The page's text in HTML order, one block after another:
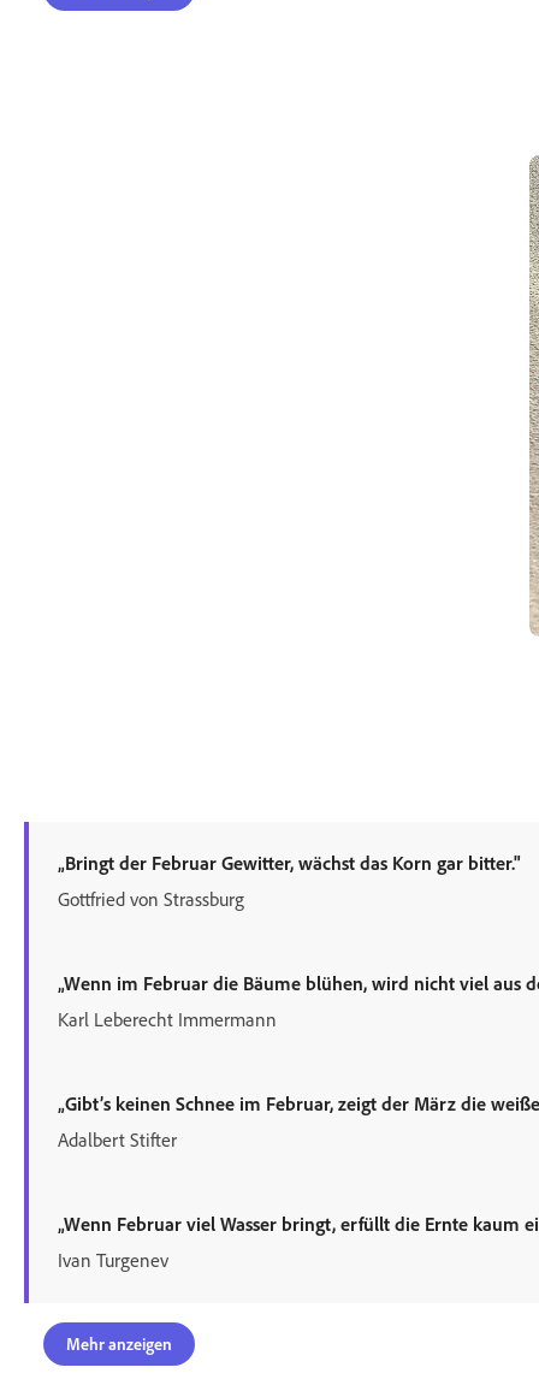
„Bringt der Februar Gewitter, wächst das Korn gar bitter."
Gottfried von Strassburg
„Wenn im Februar die Bäume blühen, wird nicht viel aus
Karl Leberecht Immermann
„Gibt’s keinen Schnee im Februar, zeigt der März die
Adalbert Stifter
„Wenn Februar viel Wasser bringt, erfüllt die Ernte kaum
Ivan Turgenev
Mehr anzeigen